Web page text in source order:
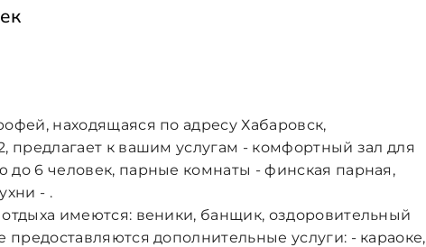
находящаяся по адресу Хабаровск,
предлагает к вашим услугам - комфортный зал для
до 6 человек, парные комнаты - финская парная,
- .
имеются: веники, банщик, оздоровительный
предоставляются дополнительные услуги: - караоке,